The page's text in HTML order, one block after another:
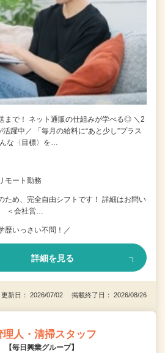
まで！ ネット通販の仕組みが学べる◎ ＼2
躍中／ 「毎月の給料に“あと少し”プラス
な〈目標〉を…
ート勤務
ため、完全自由シフトです！ 詳細はお問い
＜会社営…
歴いっさい不問！／
詳細を見る
更新日： 2026/07/02 掲載終了日： 2026/08/26
人・清掃スタッフ
毎日興業グループ】